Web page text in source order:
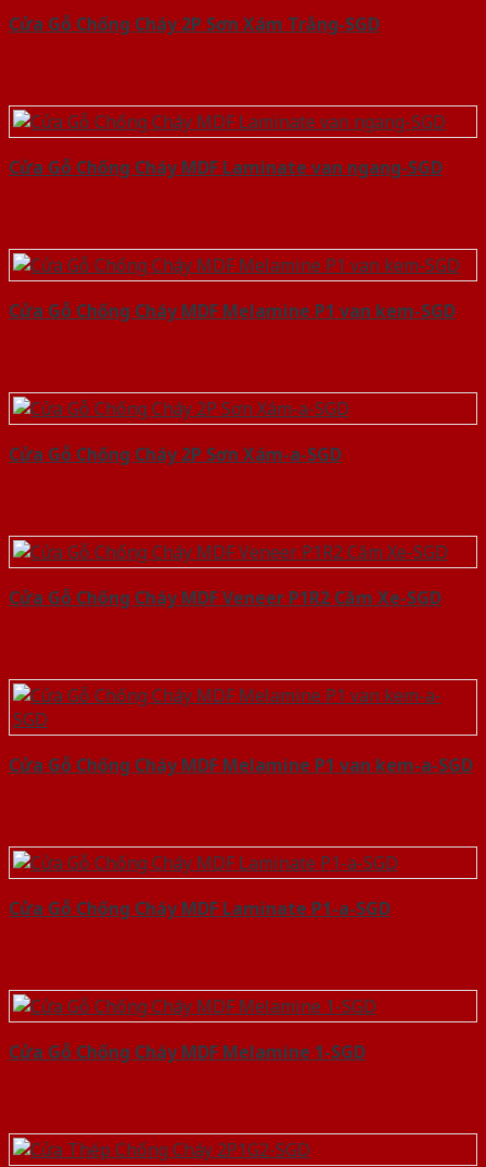
Cửa Gỗ Chống Cháy 2P Sơn Xám Trắng-SGD
Cửa Gỗ Chống Cháy MDF Laminate van ngang-SGD
Cửa Gỗ Chống Cháy MDF Melamine P1 van kem-SGD
Cửa Gỗ Chống Cháy 2P Sơn Xám-a-SGD
Cửa Gỗ Chống Cháy MDF Veneer P1R2 Căm Xe-SGD
Cửa Gỗ Chống Cháy MDF Melamine P1 van kem-a-SGD
Cửa Gỗ Chống Cháy MDF Laminate P1-a-SGD
Cửa Gỗ Chống Cháy MDF Melamine 1-SGD